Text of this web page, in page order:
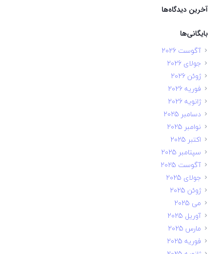
آخرین دیدگاه‌ها
بایگانی‌ها
آگوست 2026
جولای 2026
ژوئن 2026
فوریه 2026
ژانویه 2026
دسامبر 2025
نوامبر 2025
اکتبر 2025
سپتامبر 2025
آگوست 2025
جولای 2025
ژوئن 2025
می 2025
آوریل 2025
مارس 2025
فوریه 2025